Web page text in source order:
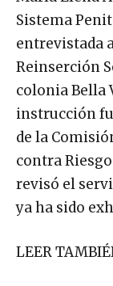
Sistema
entrevistada
Reinserción
colonia Bella
instrucción
de la
contra
revisó el
ya ha sido
LEER